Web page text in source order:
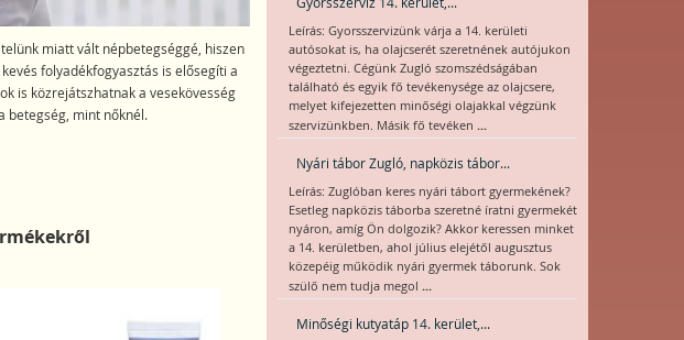
miatt vált népbetegséggé, hiszen
folyadékfogyasztás is elősegíti a
is közrejátszhatnak a vesekövesség
betegség, mint nőknél.
Leírás: Gyorsszervizünk várja a 14. kerületi
autósokat is, ha olajcserét szeretnének autójukon
végeztetni. Cégünk Zugló szomszédságában
található és egyik fő tevékenysége az olajcsere,
melyet kifejezetten minőségi olajakkal végzünk
szervizünkben. Másik fő tevéken ...
Nyári tábor Zugló, napközis tábor...
Leírás: Zuglóban keres nyári tábort gyermekének?
Esetleg napközis táborba szeretné íratni gyermekét
nyáron, amíg Ön dolgozik? Akkor keressen minket
a 14. kerületben, ahol július elejétől augusztus
közepéig működik nyári gyermek táborunk. Sok
szülő nem tudja megol ...
Minőségi kutyatáp 14. kerület,...